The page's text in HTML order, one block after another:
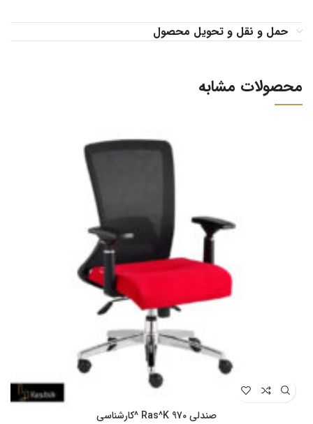
حمل و نقل و تحویل محصول
محصولات مشابه
صندلی Ras^K 970 ^کارشناسی